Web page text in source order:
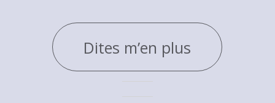
Dites m’en plus